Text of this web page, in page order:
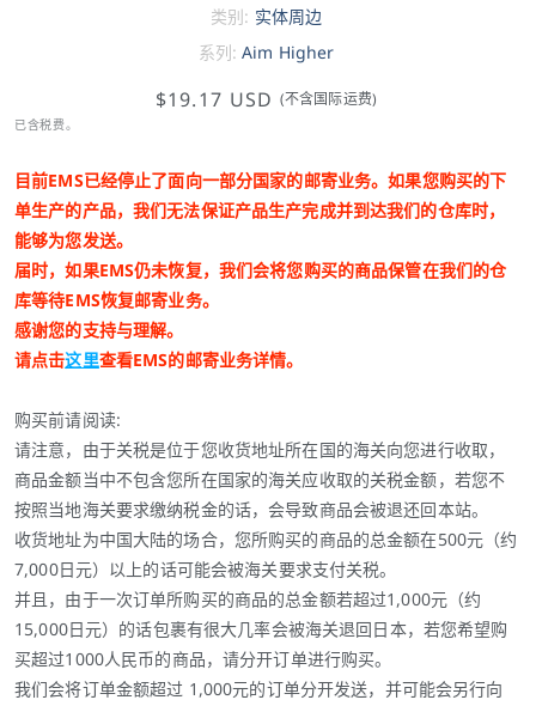
类别: 实体周边
系列:Aim Higher
$19.17 USD (不含国际运费)
已含税费。
目前EMS已经停止了面向一部分国家的邮寄业务。如果您购买的下
单生产的产品，我们无法保证产品生产完成并到达我们的仓库时，
能够为您发送。
届时，如果EMS仍未恢复，我们会将您购买的商品保管在我们的仓
库等待EMS恢复邮寄业务。
感谢您的支持与理解。
请点击这里查看EMS的邮寄业务详情。
购买前请阅读:
请注意，由于关税是位于您收货地址所在国的海关向您进行收取，
商品金额当中不包含您所在国家的海关应收取的关税金额，若您不
按照当地海关要求缴纳税金的话，会导致商品会被退还回本站。
收货地址为中国大陆的场合，您所购买的商品的总金额在500元（约
7,000日元）以上的话可能会被海关要求支付关税。
并且，由于一次订单所购买的商品的总金额若超过1,000元（约
15,000日元）的话包裹有很大几率会被海关退回日本，若您希望购
买超过1000人民币的商品，请分开订单进行购买。
我们会将订单金额超过 1,000元的订单分开发送，并可能会另行向